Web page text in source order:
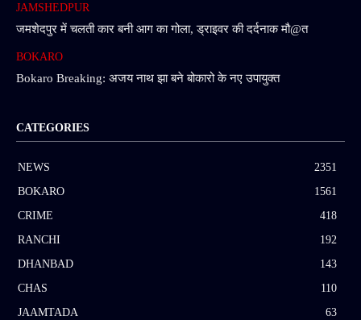
JAMSHEDPUR
जमशेदपुर में चलती कार बनी आग का गोला, ड्राइवर की दर्दनाक मौ@त
BOKARO
Bokaro Breaking: अजय नाथ झा बने बोकारो के नए उपायुक्त
CATEGORIES
NEWS
2351
BOKARO
1561
CRIME
418
RANCHI
192
DHANBAD
143
CHAS
110
JAAMTADA
63